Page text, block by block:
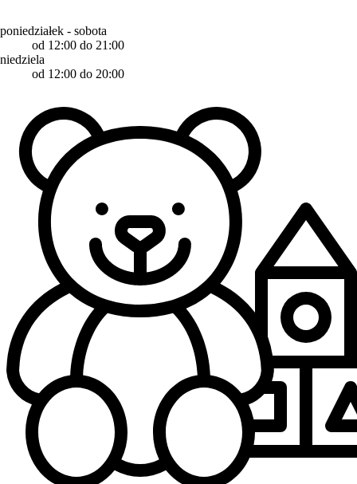
poniedziałek - sobota
od 12:00 do 21:00
niedziela
od 12:00 do 20:00